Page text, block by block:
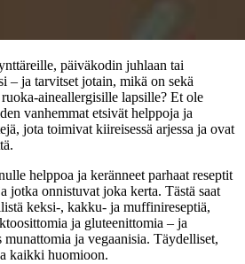
päiväkodin juhlaan tai
– ja tarvitset jotain, mikä on sekä
aineallergisille lapsille? Et ole
vanhemmat etsivät helppoja ja
jota toimivat kiireisessä arjessa ja ovat
helppoa ja keränneet parhaat reseptit
jotka onnistuvat joka kerta. Tästä saat
keksi-, kakku- ja muffinireseptiä,
ja gluteenittomia – ja
ja vegaanisia. Täydelliset,
kaikki huomioon.